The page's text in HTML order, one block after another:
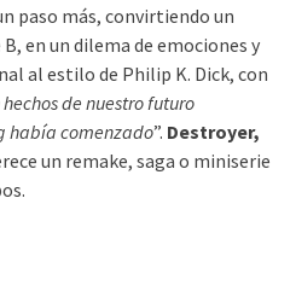
paso más, convirtiendo un
en un dilema de emociones y
al estilo de Philip K. Dick, con
hechos de nuestro futuro
había comenzado”. Destroyer,
un remake, saga o miniserie